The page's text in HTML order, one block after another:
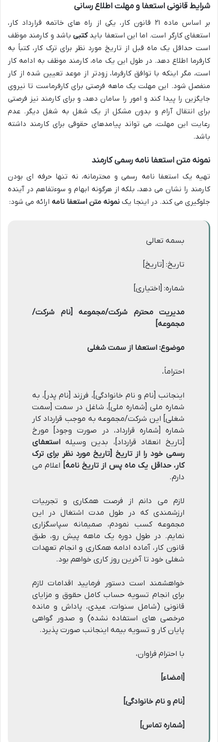
شرایط قانونی استعفا و مهلت اطلاع رسانی
بر اساس ماده ۲۱ قانون کار، یکی از راه های خاتمه قرارداد کار،
استعفای کارگر است. اما این استعفا بایدکتبیباشد و کارمند موظف
است حداقل یک ماه قبل از تاریخ مورد نظر برای ترک کار، کتباً به
کارفرما اطلاع دهد. در طول این یک ماه، کارمند موظف به ادامه کار
است، مگر اینکه با توافق کارفرما، زودتر از موعد تعیین شده از کار
منفصل شود. این مهلت یک ماهه فرصتی برای کارفرماست تا نیروی
جایگزین را پیدا کند و امور را سامان دهد، و برای کارمند نیز فرصتی
برای انتقال آرام و بدون مشکل از یک شغل به شغل دیگر. عدم
رعایت این مهلت، می تواند پیامدهای حقوقی برای کارمند داشته
باشد.
نمونه متن استعفا نامه رسمی کارمند
تهیه یک استعفا نامه رسمی و محترمانه، نه تنها حرفه ای بودن
کارمند را نشان می دهد، بلکه از هرگونه ابهام و سوءتفاهم در آینده
جلوگیری می کند. در اینجا یک نمونه متن استعفا نامه ارائه می شود:
بسمه تعالی
تاریخ: [تاریخ]
شماره: [اختیاری]
مدیریت محترم شرکت/مجموعه [نام شرکت/
مجموعه]
موضوع: استعفا از سمت شغلی
احتراماً،
اینجانب [نام و نام خانوادگی]، فرزند [نام پدر]، به
شماره ملی [شماره ملی]، شاغل در سمت [سمت
شغلی] این شرکت/مجموعه به موجب قرارداد کار
شماره [شماره قرارداد، در صورت وجود] مورخ
[تاریخ انعقاد قرارداد]، بدین وسیله استعفای
رسمی خود را از تاریخ [تاریخ مورد نظر برای ترک
کار، حداقل یک ماه پس از تاریخ نامه] اعلام می
دارم.
لازم می دانم از فرصت همکاری و تجربیات
ارزشمندی که در طول مدت اشتغال در این
مجموعه کسب نمودم، صمیمانه سپاسگزاری
نمایم. در طول دوره یک ماهه پیش رو، طبق
قانون کار، آماده ادامه همکاری و انجام تعهدات
شغلی خود تا آخرین روز کاری خواهم بود.
خواهشمند است دستور فرمایید اقدامات لازم
برای انجام تسویه حساب کامل حقوق و مزایای
قانونی (شامل سنوات، عیدی، پاداش و مانده
مرخصی های استفاده نشده) و صدور گواهی
پایان کار و تسویه بیمه اینجانب صورت پذیرد.
با احترام فراوان،
[امضاء]
[نام و نام خانوادگی]
[شماره تماس]